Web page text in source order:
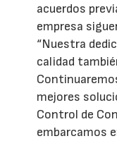
acuerdos
empresa
“Nuestra
calidad
mejores
Control de
embarcamos